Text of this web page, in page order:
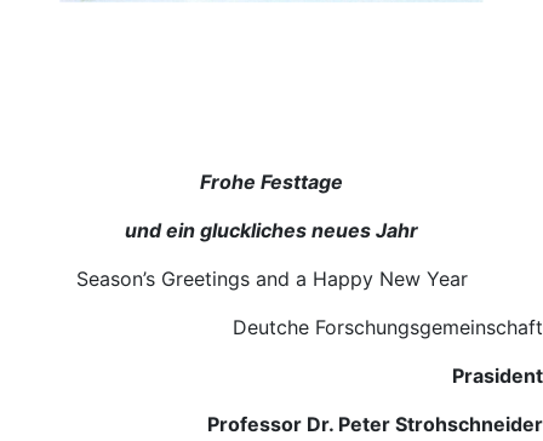
Frohe Festtage
und ein gluckliches neues Jahr
Season’s Greetings and a Happy New Year
Deutche Forschungsgemeinschaft
Prasident
Professor Dr. Peter Strohschneider